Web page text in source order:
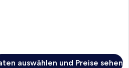
auswählen und Preise sehen